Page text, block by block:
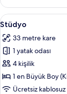
Odası
hakkında
daha
detay
Stüdyo
için
tüm
fotoğrafları
görün
7
Stüdyo
33 metre kare
1 yatak odası
4 kişilik
1 en Büyük Boy
Ücretsiz